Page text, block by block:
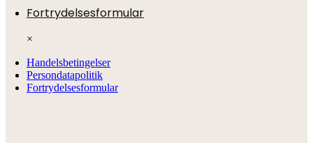
Fortrydelsesformular
×
Handelsbetingelser
Persondatapolitik
Fortrydelsesformular